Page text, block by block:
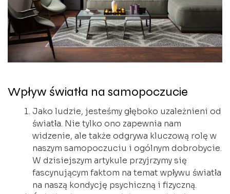
Wpływ światła na samopoczucie
Jako ludzie, jesteśmy głęboko uzależnieni od
światła. Nie tylko ono zapewnia nam
widzenie, ale także odgrywa kluczową rolę w
naszym samopoczuciu i ogólnym dobrobycie.
W dzisiejszym artykule przyjrzymy się
fascynującym faktom na temat wpływu światła
na naszą kondycję psychiczną i fizyczną.